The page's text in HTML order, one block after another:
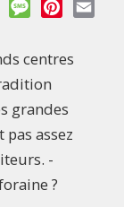
Viber MessagePinterest
centres
grandes
assez
-
?